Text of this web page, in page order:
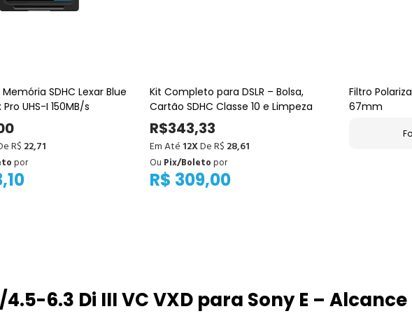
SDHC Lexar Blue
UHS-I 150MB/s
R$ 22,71
por
Kit Completo para DSLR – Bolsa,
Cartão SDHC Classe 10 e Limpeza
R$343,33
Em Até 12XDe R$ 28,61
R$ 309,00
Ou Pix/Boletopor
Filtro
67mm
6.3 Di III VC VXD para Sony E –